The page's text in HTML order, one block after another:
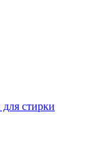
стирки